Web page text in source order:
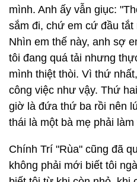
mình. Anh ấy vẫn giục:
sắm đi, chứ em cứ đầu tắt
Nhìn em thế này, anh sợ
tôi đang quá tải nhưng
mình thiệt thòi. Vì thứ
công việc như vậy. Thứ
giờ là đứa thứ ba rồi nên
thái là một bà mẹ phải làm
Chính Trí "Rùa" cũng đã
không phải mới biết tôi